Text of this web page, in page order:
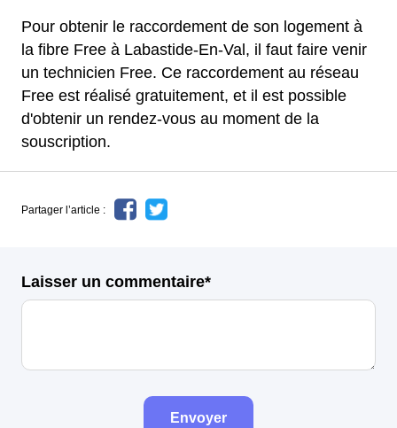
Pour obtenir le raccordement de son logement à
la fibre Free à Labastide-En-Val, il faut faire venir
un technicien Free. Ce raccordement au réseau
Free est réalisé gratuitement, et il est possible
d'obtenir un rendez-vous au moment de la
souscription.
Partager l’article :
Laisser un commentaire*
Envoyer